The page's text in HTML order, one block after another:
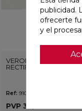
VERONA WHITE MATE
RECTIFICADO
Ref: 91080375
PVP 35,36 €
publicidad.
ofrecerte
y el